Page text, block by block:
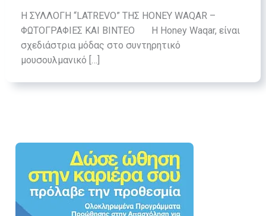
Η ΣΥΛΛΟΓΗ “LATREVO” ΤΗΣ HONEY WAQAR –
ΦΩΤΟΓΡΑΦΙΕΣ ΚΑΙ ΒΙΝΤΕΟ H Honey Waqar, είναι
σχεδιάστρια μόδας στο συντηρητικό
μουσουλμανικό […]